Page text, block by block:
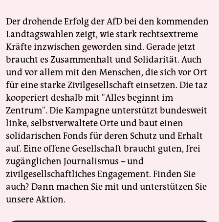
Der drohende Erfolg der AfD bei den kommenden
Landtagswahlen zeigt, wie stark rechtsextreme
Kräfte inzwischen geworden sind. Gerade jetzt
braucht es Zusammenhalt und Solidarität. Auch
und vor allem mit den Menschen, die sich vor Ort
für eine starke Zivilgesellschaft einsetzen. Die taz
kooperiert deshalb mit "Alles beginnt im
Zentrum". Die Kampagne unterstützt bundesweit
linke, selbstverwaltete Orte und baut einen
solidarischen Fonds für deren Schutz und Erhalt
auf. Eine offene Gesellschaft braucht guten, frei
zugänglichen Journalismus – und
zivilgesellschaftliches Engagement. Finden Sie
auch? Dann machen Sie mit und unterstützen Sie
unsere Aktion.